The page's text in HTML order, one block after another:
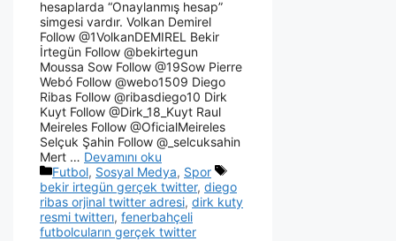
hesaplarda “Onaylanmış hesap”
simgesi vardır. Volkan Demirel
Follow @1VolkanDEMIREL Bekir
İrtegün Follow @bekirtegun
Moussa Sow Follow @19Sow Pierre
Webó Follow @webo1509 Diego
Ribas Follow @ribasdiego10 Dirk
Kuyt Follow @Dirk_18_Kuyt Raul
Meireles Follow @OficialMeireles
Selçuk Şahin Follow @_selcuksahin
Mert … Devamını oku
Futbol, Sosyal Medya, Spor
bekir irtegün gerçek twitter, diego
ribas orjinal twitter adresi, dirk kuty
resmi twitterı, fenerbahçeli
futbolcuların gerçek twitter